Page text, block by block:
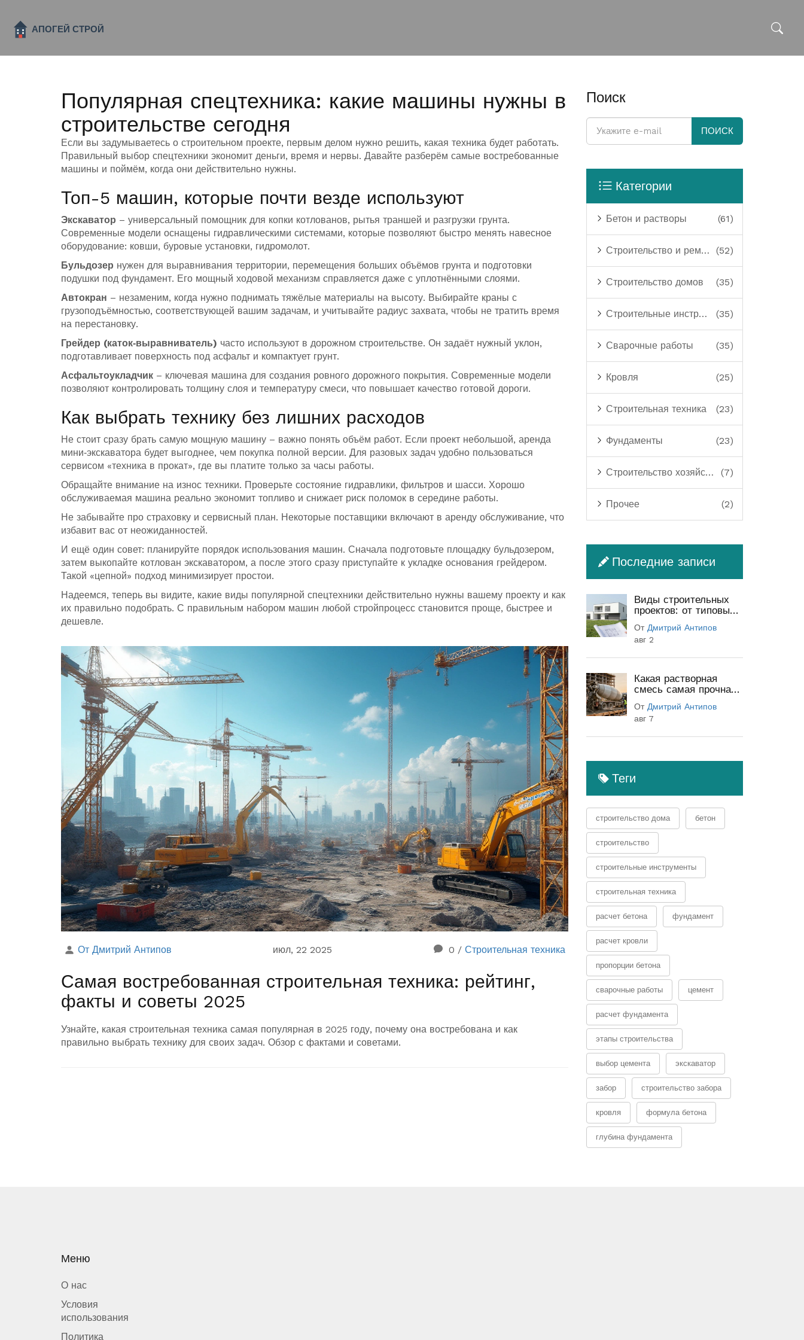
Популярная спецтехника: какие машины нужны в
строительстве сегодня
Если вы задумываетесь о строительном проекте, первым делом нужно решить, какая техника будет работать.
Правильный выбор спецтехники экономит деньги, время и нервы. Давайте разберём самые востребованные
машины и поймём, когда они действительно нужны.
Топ-5 машин, которые почти везде используют
Экскаватор – универсальный помощник для копки котлованов, рытья траншей и разгрузки грунта.
Современные модели оснащены гидравлическими системами, которые позволяют быстро менять навесное
оборудование: ковши, буровые установки, гидромолот.
Бульдозер нужен для выравнивания территории, перемещения больших объёмов грунта и подготовки
подушки под фундамент. Его мощный ходовой механизм справляется даже с уплотнёнными слоями.
Автокран – незаменим, когда нужно поднимать тяжёлые материалы на высоту. Выбирайте краны с
грузоподъёмностью, соответствующей вашим задачам, и учитывайте радиус захвата, чтобы не тратить время
на перестановку.
Грейдер (каток‑выравниватель) часто используют в дорожном строительстве. Он задаёт нужный уклон,
подготавливает поверхность под асфальт и компактует грунт.
Асфальтоукладчик – ключевая машина для создания ровного дорожного покрытия. Современные модели
позволяют контролировать толщину слоя и температуру смеси, что повышает качество готовой дороги.
Как выбрать технику без лишних расходов
Не стоит сразу брать самую мощную машину – важно понять объём работ. Если проект небольшой, аренда
мини‑экскаватора будет выгоднее, чем покупка полной версии. Для разовых задач удобно пользоваться
сервисом «техника в прокат», где вы платите только за часы работы.
Обращайте внимание на износ техники. Проверьте состояние гидравлики, фильтров и шасси. Хорошо
обслуживаемая машина реально экономит топливо и снижает риск поломок в середине работы.
Не забывайте про страховку и сервисный план. Некоторые поставщики включают в аренду обслуживание, что
избавит вас от неожиданностей.
И ещё один совет: планируйте порядок использования машин. Сначала подготовьте площадку бульдозером,
затем выкопайте котлован экскаватором, а после этого сразу приступайте к укладке основания грейдером.
Такой «цепной» подход минимизирует простои.
Надеемся, теперь вы видите, какие виды популярной спецтехники действительно нужны вашему проекту и как
их правильно подобрать. С правильным набором машин любой стройпроцесс становится проще, быстрее и
дешевле.
От Дмитрий Антипов июл, 22 2025 0 / Строительная техника
Самая востребованная строительная техника: рейтинг,
факты и советы 2025
Узнайте, какая строительная техника самая популярная в 2025 году, почему она востребована и как
правильно выбрать технику для своих задач. Обзор с фактами и советами.
Поиск
ПОИСК
Категории
Бетон и растворы (61)
Строительство и ремонт (52)
Строительство домов (35)
Строительные инструменты (35)
Сварочные работы (35)
Кровля (25)
Строительная техника (23)
Фундаменты (23)
Строительство хозяйственных построек (7)
Прочее (2)
Последние записи
Виды строительных
проектов: от типовых
(полный гид)
От Дмитрий Антипов
авг 2
Какая растворная
смесь самая прочная:
секреты прочности
От Дмитрий Антипов
авг 7
Теги
строительство дома бетон
строительство
строительные инструменты
строительная техника
расчет бетона фундамент
расчет кровли
пропорции бетона
сварочные работы цемент
расчет фундамента
этапы строительства
выбор цемента экскаватор
забор строительство забора
кровля формула бетона
глубина фундамента
Меню
О нас
Условия
использования
Политика